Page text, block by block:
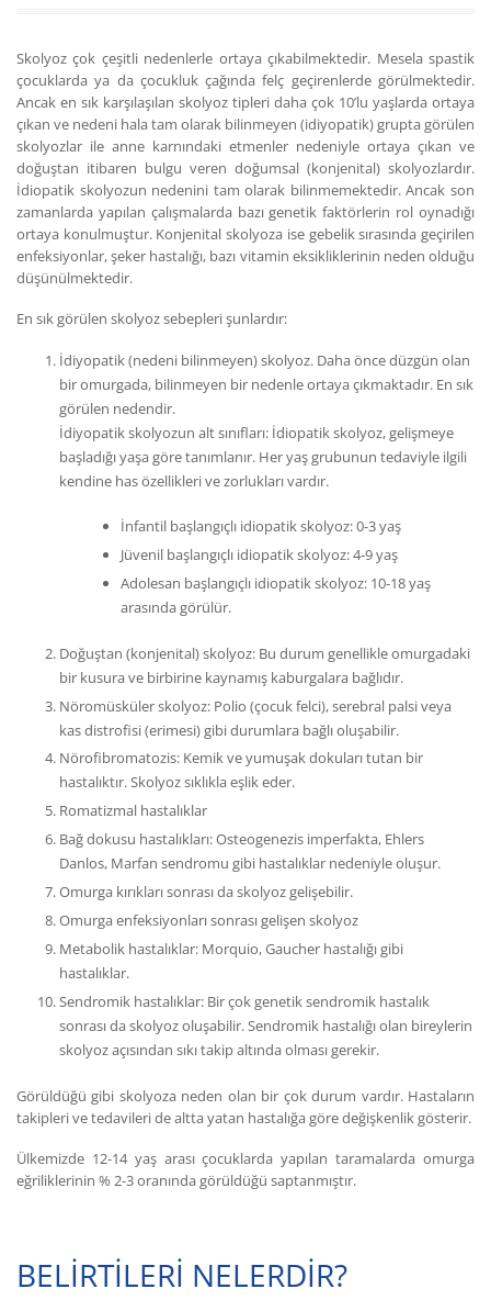
Skolyoz çok çeşitli nedenlerle ortaya çıkabilmektedir. Mesela spastik
çocuklarda ya da çocukluk çağında felç geçirenlerde görülmektedir.
Ancak en sık karşılaşılan skolyoz tipleri daha çok 10’lu yaşlarda ortaya
çıkan ve nedeni hala tam olarak bilinmeyen (idiyopatik) grupta görülen
skolyozlar ile anne karnındaki etmenler nedeniyle ortaya çıkan ve
doğuştan itibaren bulgu veren doğumsal (konjenital) skolyozlardır.
İdiopatik skolyozun nedenini tam olarak bilinmemektedir. Ancak son
zamanlarda yapılan çalışmalarda bazı genetik faktörlerin rol oynadığı
ortaya konulmuştur. Konjenital skolyoza ise gebelik sırasında geçirilen
enfeksiyonlar, şeker hastalığı, bazı vitamin eksikliklerinin neden olduğu
düşünülmektedir.
En sık görülen skolyoz sebepleri şunlardır:
İdiyopatik (nedeni bilinmeyen) skolyoz. Daha önce düzgün olan
bir omurgada, bilinmeyen bir nedenle ortaya çıkmaktadır. En sık
görülen nedendir.
İdiyopatik skolyozun alt sınıfları: İdiopatik skolyoz, gelişmeye
başladığı yaşa göre tanımlanır. Her yaş grubunun tedaviyle ilgili
kendine has özellikleri ve zorlukları vardır.
İnfantil başlangıçlı idiopatik skolyoz: 0-3 yaş
Jüvenil başlangıçlı idiopatik skolyoz: 4-9 yaş
Adolesan başlangıçlı idiopatik skolyoz: 10-18 yaş
arasında görülür.
Doğuştan (konjenital) skolyoz: Bu durum genellikle omurgadaki
bir kusura ve birbirine kaynamış kaburgalara bağlıdır.
Nöromüsküler skolyoz: Polio (çocuk felci), serebral palsi veya
kas distrofisi (erimesi) gibi durumlara bağlı oluşabilir.
Nörofibromatozis: Kemik ve yumuşak dokuları tutan bir
hastalıktır. Skolyoz sıklıkla eşlik eder.
Romatizmal hastalıklar
Bağ dokusu hastalıkları: Osteogenezis imperfakta, Ehlers
Danlos, Marfan sendromu gibi hastalıklar nedeniyle oluşur.
Omurga kırıkları sonrası da skolyoz gelişebilir.
Omurga enfeksiyonları sonrası gelişen skolyoz
Metabolik hastalıklar: Morquio, Gaucher hastalığı gibi
hastalıklar.
Sendromik hastalıklar: Bir çok genetik sendromik hastalık
sonrası da skolyoz oluşabilir. Sendromik hastalığı olan bireylerin
skolyoz açısından sıkı takip altında olması gerekir.
Görüldüğü gibi skolyoza neden olan bir çok durum vardır. Hastaların
takipleri ve tedavileri de altta yatan hastalığa göre değişkenlik gösterir.
Ülkemizde 12-14 yaş arası çocuklarda yapılan taramalarda omurga
eğriliklerinin % 2-3 oranında görüldüğü saptanmıştır.
BELİRTİLERİ NELERDİR?